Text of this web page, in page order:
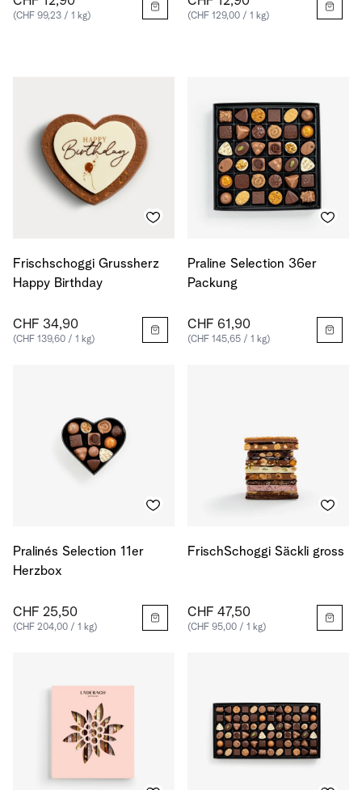
(CHF 99,23 / 1 kg) (CHF 129,00 / 1 kg)
Frischschoggi Grussherz
Happy Birthday
CHF 34,90
(CHF 139,60 / 1 kg)
Praline Selection 36er
Packung
CHF 61,90
(CHF 145,65 / 1 kg)
Pralinés Selection 11er
Herzbox
CHF 25,50
(CHF 204,00 / 1 kg)
FrischSchoggi Säckli gross
CHF 47,50
(CHF 95,00 / 1 kg)